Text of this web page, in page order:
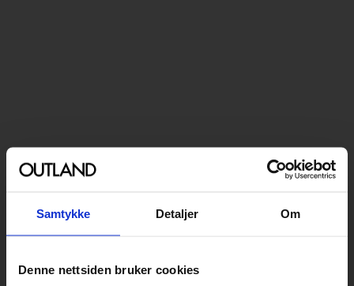
Samtykke Detaljer Om
Denne nettsiden bruker cookies